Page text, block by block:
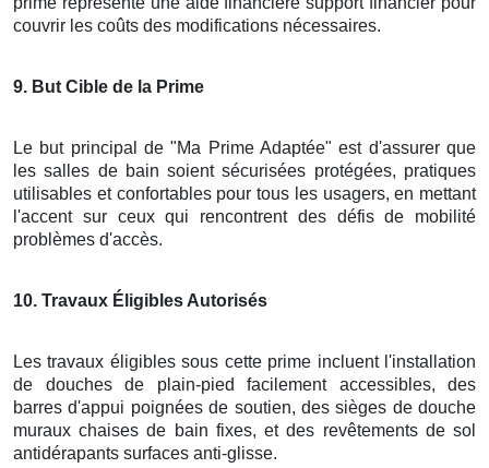
couvrir les coûts des modifications nécessaires.
9. But Cible de la Prime
Le but principal de "Ma Prime Adaptée" est d'assurer que
les salles de bain soient sécurisées protégées, pratiques
utilisables et confortables pour tous les usagers, en mettant
l'accent sur ceux qui rencontrent des défis de mobilité
problèmes d'accès.
10. Travaux Éligibles Autorisés
Les travaux éligibles sous cette prime incluent l'installation
de douches de plain-pied facilement accessibles, des
barres d'appui poignées de soutien, des sièges de douche
muraux chaises de bain fixes, et des revêtements de sol
antidérapants surfaces anti-glisse.